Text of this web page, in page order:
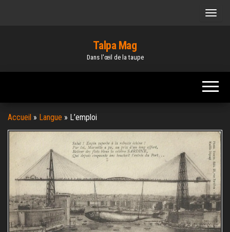
Talpa Mag
Dans l'œil de la taupe
Accueil » Langue » L’emploi